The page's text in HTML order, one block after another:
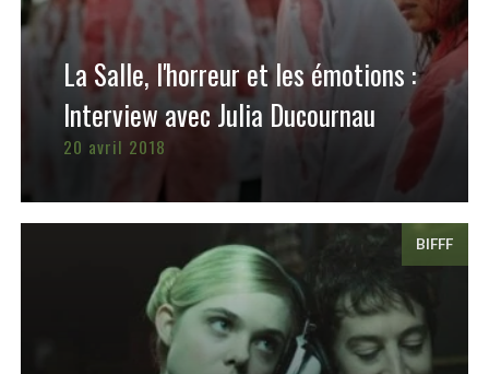
La Salle, l'horreur et les émotions :
Interview avec Julia Ducournau
20 avril 2018
BIFFF